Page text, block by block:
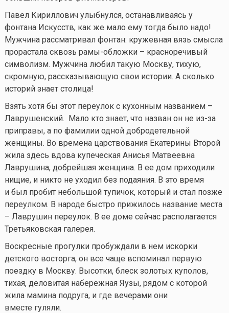
Павел Кириллович улыбнулся, останавливаясь у
фонтана Искусств, как же мало ему тогда было надо!
Мужчина рассматривал фонтан: кружевная вязь смысла
прорастала сквозь рамы-обложки – красноречивый
символизм. Мужчина любил такую Москву, тихую,
скромную, рассказывающую свои истории. А сколько
историй знает столица!
Взять хотя бы этот переулок с кухонным названием –
Лаврушенский. Мало кто знает, что назван он не из-за
приправы, а по фамилии одной добродетельной
женщины. Во времена царствования Екатерины Второй
жила здесь вдова купеческая Анисья Матвеевна
Лаврушина, добрейшая женщина. В ее дом приходили
нищие, и никто не уходил без подаяния. В это время
и был пробит небольшой тупичок, который и стал позже
переулком. В народе быстро прижилось название места
– Лаврушин переулок. В ее доме сейчас располагается
Третьяковская галерея.
Воскресные прогулки пробуждали в нем искорки
детского восторга, он все чаще вспоминал первую
поездку в Москву. Высотки, блеск золотых куполов,
тихая, деловитая набережная Яузы, рядом с которой
жила мамина подруга, и где вечерами они
вместе гуляли.